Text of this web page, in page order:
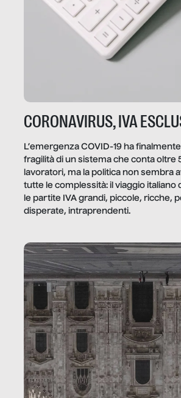
CORONAVIRUS, IVA
L’emergenza COVID-19 ha
fragilità di un sistema che conta oltre
lavoratori, ma la politica non sembra
tutte le complessità: il viaggio italiano
le partite IVA grandi, piccole, ricche,
disperate, intraprendenti.